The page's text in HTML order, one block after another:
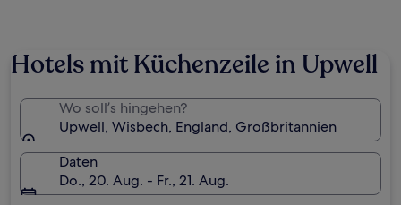
Hotels mit Küchenzeile in Upwell
Wo soll’s hingehen?
Upwell, Wisbech, England, Großbritannien
Daten
Do., 20. Aug. - Fr., 21. Aug.